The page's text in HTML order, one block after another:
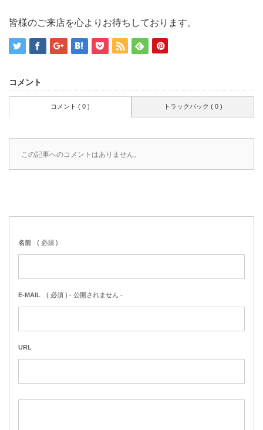
皆様のご来店を心よりお待ちしております。
コメント
コメント ( 0 ) トラックバック ( 0 )
この記事へのコメントはありません。
名前 ( 必須 )
E-MAIL ( 必須 ) - 公開されません -
URL